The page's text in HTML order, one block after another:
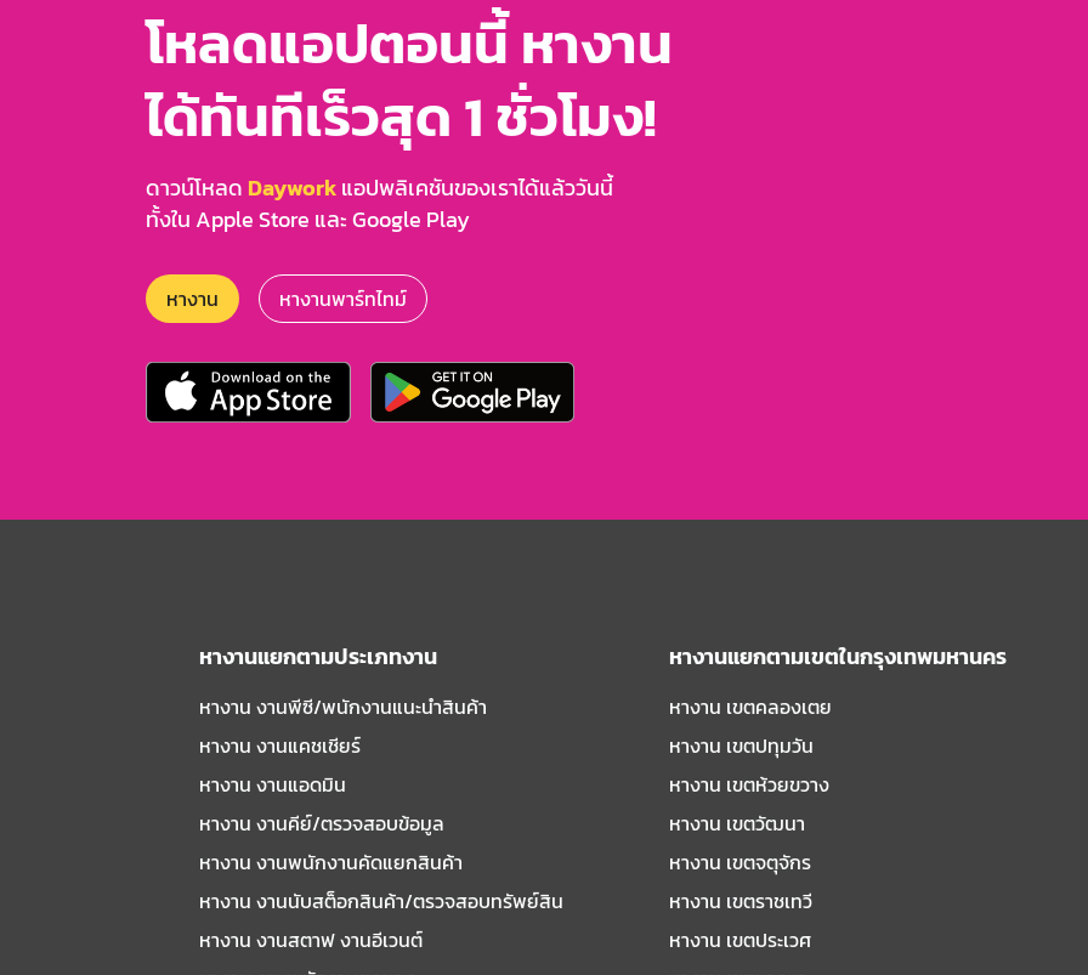
โหลดแอปตอนนี้ หางาน
ได้ทันทีเร็วสุด 1 ชั่วโมง!
ดาวน์โหลด Dayworkแอปพลิเคชันของเราได้แล้ววันนี้
ทั้งใน Apple Store และ Google Play
หางาน หางานพาร์ทไทม์
หางานแยกตามประเภทงาน
หางาน งานพีซี/พนักงานแนะนําสินค้า
หางาน งานแคชเชียร์
หางาน งานแอดมิน
หางาน งานคีย์/ตรวจสอบข้อมูล
หางาน งานพนักงานคัดแยกสินค้า
หางาน งานนับสต็อกสินค้า/ตรวจสอบทรัพย์สิน
หางาน งานสตาฟ งานอีเวนต์
หางานแยกตามเขตในกรุงเทพมหานคร
หางาน เขตคลองเตย
หางาน เขตปทุมวัน
หางาน เขตห้วยขวาง
หางาน เขตวัฒนา
หางาน เขตจตุจักร
หางาน เขตราชเทวี
หางาน เขตประเวศ